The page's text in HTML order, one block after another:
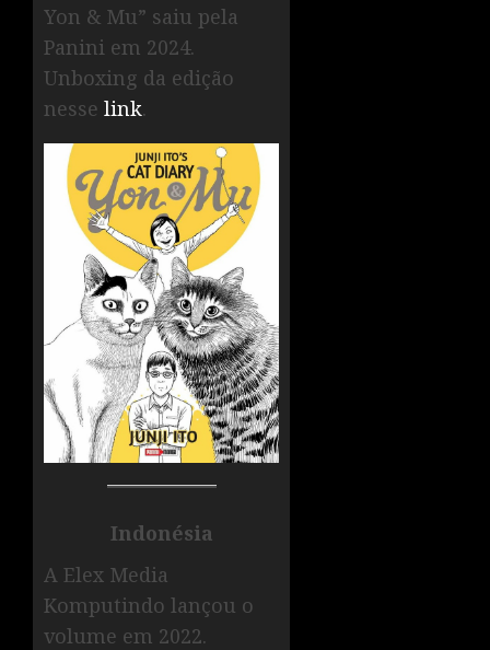
Yon & Mu” saiu pela
Panini em 2024.
Unboxing da edição
nesse link.
Indonésia
A Elex Media
Komputindo lançou o
volume em 2022.